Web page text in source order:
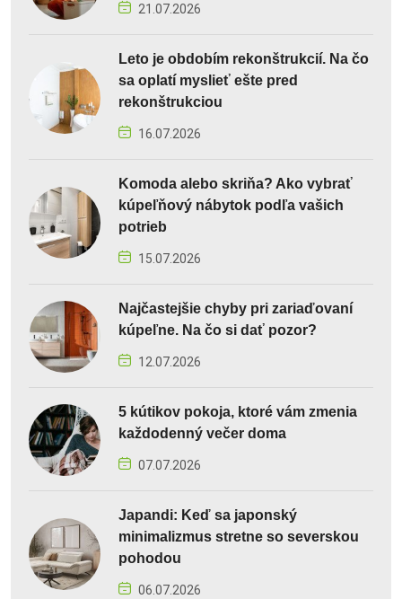
21.07.2026
Leto je obdobím rekonštrukcií. Na čo
sa oplatí myslieť ešte pred
rekonštrukciou
16.07.2026
Komoda alebo skriňa? Ako vybrať
kúpeľňový nábytok podľa vašich
potrieb
15.07.2026
Najčastejšie chyby pri zariaďovaní
kúpeľne. Na čo si dať pozor?
12.07.2026
5 kútikov pokoja, ktoré vám zmenia
každodenný večer doma
07.07.2026
Japandi: Keď sa japonský
minimalizmus stretne so severskou
pohodou
06.07.2026